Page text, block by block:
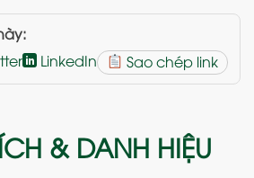
LinkedIn Sao chép link
& DANH HIỆU